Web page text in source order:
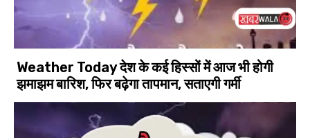
Weather Today देश के कई हिस्सों में आज भी होगी
झमाझम बारिश, फिर बढ़ेगा तापमान, सताएगी गर्मी